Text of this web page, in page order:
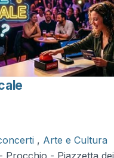
, Arte e Cultura
Procchio - Piazzetta dei